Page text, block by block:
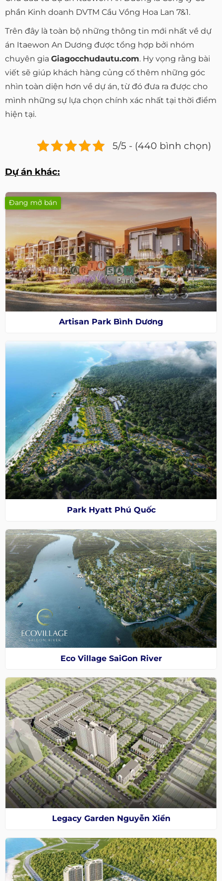
phần Kinh doanh DVTM Cầu Vồng Hoa Lan 7&1.
Trên đây là toàn bộ những thông tin mới nhất về dự
án Itaewon An Dương được tổng hợp bởi nhóm
chuyên gia Giagocchudautu.com. Hy vọng rằng bài
viết sẽ giúp khách hàng củng cố thêm những góc
nhìn toàn diện hơn về dự án, từ đó đưa ra được cho
mình những sự lựa chọn chính xác nhất tại thời điểm
hiện tại.
5/5 - (440 bình chọn)
Dự án khác:
Đang mở bán
Artisan Park Bình Dương
Park Hyatt Phú Quốc
Eco Village SaiGon River
Legacy Garden Nguyễn Xiển